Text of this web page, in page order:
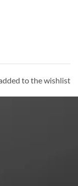
to the wishlist